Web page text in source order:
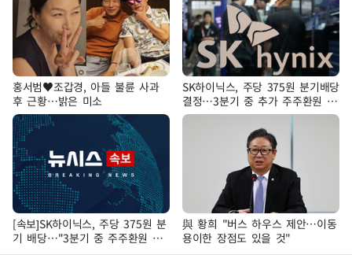
홍서범♥조갑경, 아들 불륜 사과
후 근황…밝은 미소
SK하이닉스, 주당 375원 분기배당
결정…3분기 중 추가 주주환원 발
표
[속보]SK하이닉스, 주당 375원 분
기 배당…"3분기 중 주주환원 방
안 확정"
與 황희 "버스 하우스 제안…이동
용이한 장점도 있을 것"